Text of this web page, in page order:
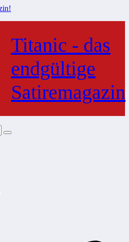
Titanic - das
endgültige
Satiremagazin